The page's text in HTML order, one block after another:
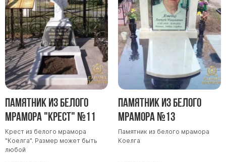
Памятник из белого
мрамора "Крест" №11
Крест из белого мрамора
"Коелга". Размер может быть
любой
Памятник из белого
мрамора №13
Памятник из белого мрамора
Коелга